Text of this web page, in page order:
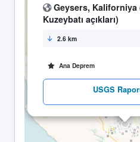
Geysers, Kaliforniya
Kuzeybatı açıkları)
2.6 km
Ana Deprem
USGS